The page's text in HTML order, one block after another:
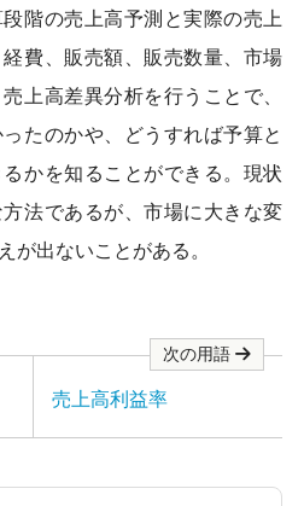
o
o
k
階の売上高予測と実際の売上
費、販売額、販売数量、市場
上高差異分析を行うことで、
たのかや、どうすれば予算と
かを知ることができる。現状
法であるが、市場に大きな変
が出ないことがある。
次の用語
売上高利益率